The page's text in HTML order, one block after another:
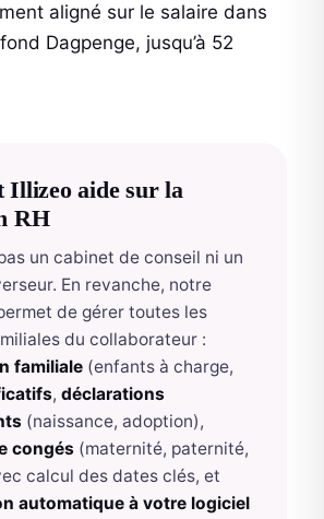
aligné sur le salaire dans
Dagpenge, jusqu’à 52
Illizeo aide sur la
RH
un cabinet de conseil ni un
En revanche, notre
de gérer toutes les
du collaborateur :
familiale (enfants à charge,
, déclarations
(naissance, adoption),
congés (maternité, paternité,
calcul des dates clés, et
automatique à votre logiciel